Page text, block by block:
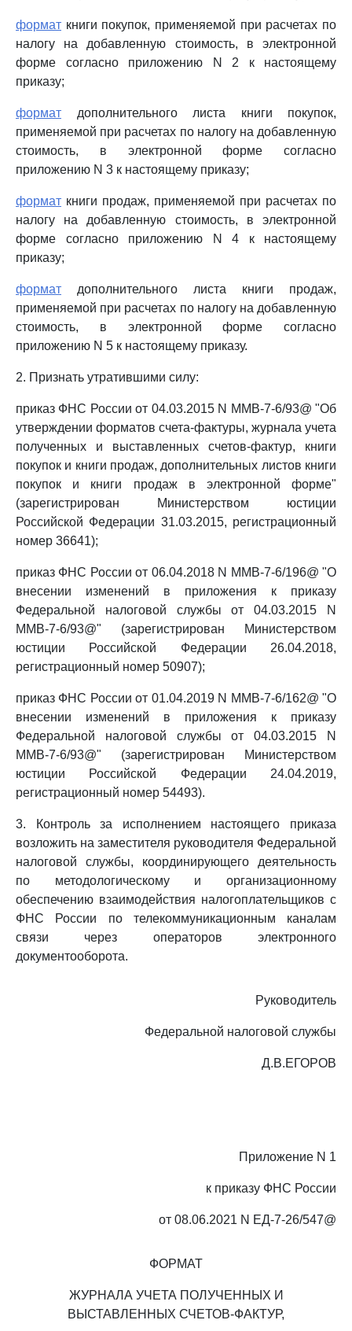
формат книги покупок, применяемой при расчетах по
налогу на добавленную стоимость, в электронной
форме согласно приложению N 2 к настоящему
приказу;
формат дополнительного листа книги покупок,
применяемой при расчетах по налогу на добавленную
стоимость, в электронной форме согласно
приложению N 3 к настоящему приказу;
формат книги продаж, применяемой при расчетах по
налогу на добавленную стоимость, в электронной
форме согласно приложению N 4 к настоящему
приказу;
формат дополнительного листа книги продаж,
применяемой при расчетах по налогу на добавленную
стоимость, в электронной форме согласно
приложению N 5 к настоящему приказу.
2. Признать утратившими силу:
приказ ФНС России от 04.03.2015 N ММВ-7-6/93@ "Об
утверждении форматов счета-фактуры, журнала учета
полученных и выставленных счетов-фактур, книги
покупок и книги продаж, дополнительных листов книги
покупок и книги продаж в электронной форме"
(зарегистрирован Министерством юстиции
Российской Федерации 31.03.2015, регистрационный
номер 36641);
приказ ФНС России от 06.04.2018 N ММВ-7-6/196@ "О
внесении изменений в приложения к приказу
Федеральной налоговой службы от 04.03.2015 N
ММВ-7-6/93@" (зарегистрирован Министерством
юстиции Российской Федерации 26.04.2018,
регистрационный номер 50907);
приказ ФНС России от 01.04.2019 N ММВ-7-6/162@ "О
внесении изменений в приложения к приказу
Федеральной налоговой службы от 04.03.2015 N
ММВ-7-6/93@" (зарегистрирован Министерством
юстиции Российской Федерации 24.04.2019,
регистрационный номер 54493).
3. Контроль за исполнением настоящего приказа
возложить на заместителя руководителя Федеральной
налоговой службы, координирующего деятельность
по методологическому и организационному
обеспечению взаимодействия налогоплательщиков с
ФНС России по телекоммуникационным каналам
связи через операторов электронного
документооборота.
Руководитель
Федеральной налоговой службы
Д.В.ЕГОРОВ
Приложение N 1
к приказу ФНС России
от 08.06.2021 N ЕД-7-26/547@
ФОРМАТ
ЖУРНАЛА УЧЕТА ПОЛУЧЕННЫХ И
ВЫСТАВЛЕННЫХ СЧЕТОВ-ФАКТУР,